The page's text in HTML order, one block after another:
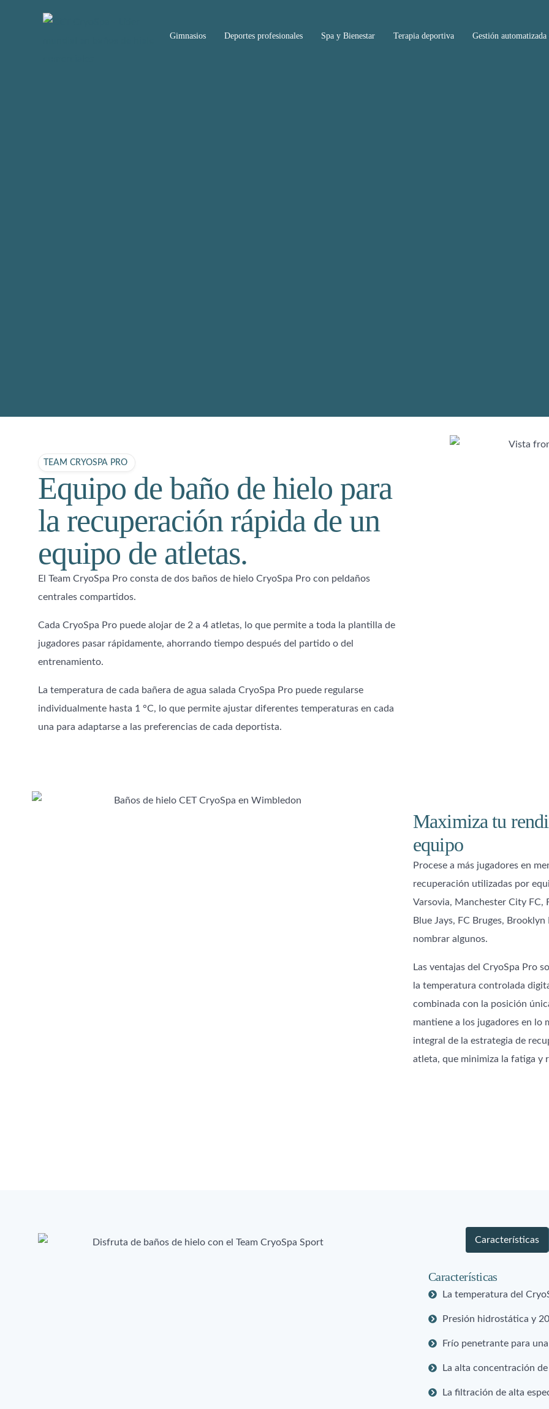
Gimnasios Deportes profesionales Spa y Bienestar Terapia deportiva Gestión automatizada
TEAM CRYOSPA PRO
Equipo de baño de hielo para
la recuperación rápida de un
equipo de atletas.
El Team CryoSpa Pro consta de dos baños de hielo CryoSpa Pro con peldaños
centrales compartidos.
Cada CryoSpa Pro puede alojar de 2 a 4 atletas, lo que permite a toda la plantilla de
jugadores pasar rápidamente, ahorrando tiempo después del partido o del
entrenamiento.
La temperatura de cada bañera de agua salada CryoSpa Pro puede regularse
individualmente hasta 1 °C, lo que permite ajustar diferentes temperaturas en cada
una para adaptarse a las preferencias de cada deportista.
Maximiza tu
equipo
Procese a más jugadores en
recuperación utilizadas por
Varsovia, Manchester City FC,
Blue Jays, FC Bruges,
nombrar algunos.
Las ventajas del CryoSpa Pro
la temperatura controlada
combinada con la posición
mantiene a los jugadores en lo
integral de la estrategia de
atleta, que minimiza la fatiga y
Características
Características
La temperatura del
Presión hidrostática y
Frío penetrante para
La alta concentración
La filtración de alta